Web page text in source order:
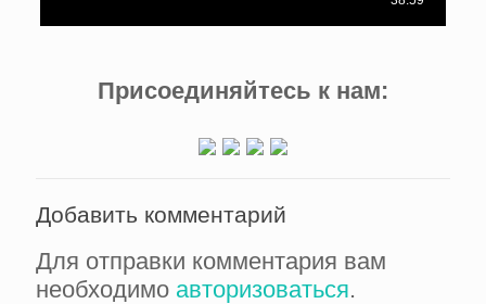
Присоединяйтесь к нам:
Добавить комментарий
Для отправки комментария вам
необходимо авторизоваться.